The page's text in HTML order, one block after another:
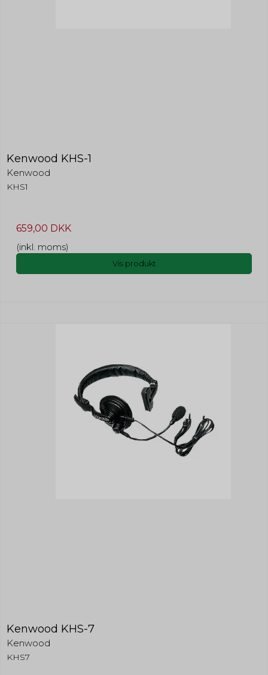
Kenwood KHS-1
Kenwood
KHS1
659,00 DKK
(inkl. moms)
Vis produkt
Kenwood KHS-7
Kenwood
KHS7